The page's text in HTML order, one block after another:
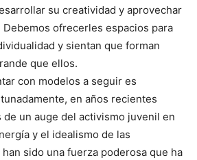
su creatividad y aprovechar
Debemos ofrecerles espacios para
y sientan que forman
que ellos.
con modelos a seguir es
en años recientes
un auge del activismo juvenil en
y el idealismo de las
sido una fuerza poderosa que ha